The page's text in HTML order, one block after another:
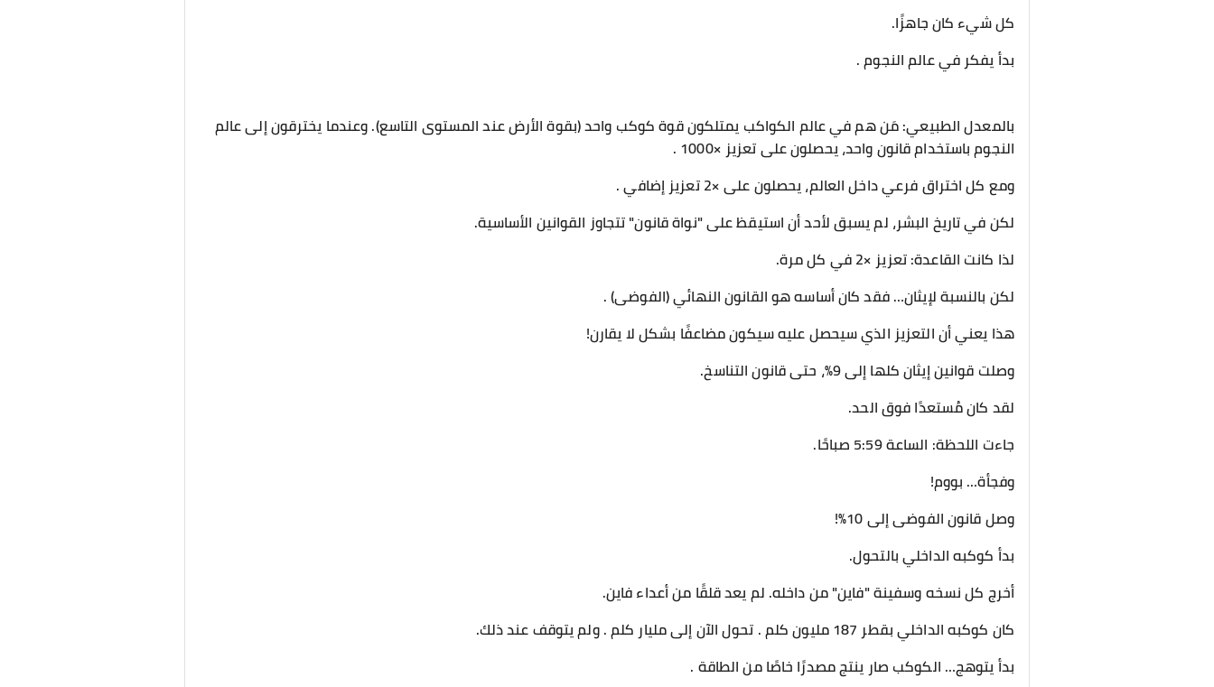
كل شيء كان جاهزًا.
بدأ يفكر في عالم النجوم .
بالمعدل الطبيعي: مَن هم في عالم الكواكب يمتلكون قوة كوكب واحد (بقوة الأرض عند المستوى التاسع). وعندما يخترقون إلى عالم
النجوم باستخدام قانون واحد، يحصلون على تعزيز ×1000 .
ومع كل اختراق فرعي داخل العالم، يحصلون على ×2 تعزيز إضافي .
لكن في تاريخ البشر، لم يسبق لأحد أن استيقظ على "نواة قانون" تتجاوز القوانين الأساسية.
لذا كانت القاعدة: تعزيز ×2 في كل مرة.
لكن بالنسبة لإيثان… فقد كان أساسه هو القانون النهائي (الفوضى) .
هذا يعني أن التعزيز الذي سيحصل عليه سيكون مضاعفًا بشكل لا يقارن!
وصلت قوانين إيثان كلها إلى 9%، حتى قانون التناسخ.
لقد كان مُستعدًا فوق الحد.
جاءت اللحظة: الساعة 5:59 صباحًا.
وفجأة… بووم!
وصل قانون الفوضى إلى 10%!
بدأ كوكبه الداخلي بالتحول.
أخرج كل نسخه وسفينة "فاين" من داخله. لم يعد قلقًا من أعداء فاين.
كان كوكبه الداخلي بقطر 187 مليون كلم . تحول الآن إلى مليار كلم . ولم يتوقف عند ذلك.
بدأ يتوهج… الكوكب صار ينتج مصدرًا خاصًا من الطاقة .